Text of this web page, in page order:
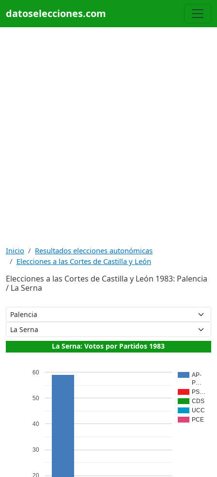
datoselecciones.com
Inicio
Resultados elecciones autonómicas
Elecciones a las Cortes de Castilla y León
Elecciones a las Cortes de Castilla y León 1983: Palencia
/ La Serna
La Serna: Votos por Partidos 1983
AP-
P…
PS…
CDS
UCC
PCE
20
30
40
50
60